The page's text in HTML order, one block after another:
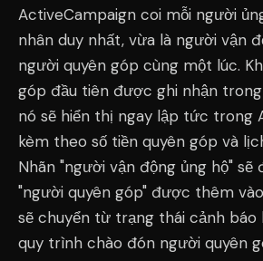
ActiveCampaign coi mỗi người
nhân duy nhất, vừa là người vận
người quyên góp cùng một lúc.
góp đầu tiên được ghi nhận
nó sẽ hiển thị ngay lập tức trong
kèm theo số tiền quyên góp và
Nhãn "người vận động ủng hộ"
"người quyên góp" được thêm
sẽ chuyển từ trạng thái cảnh báo
quy trình chào đón người quyên